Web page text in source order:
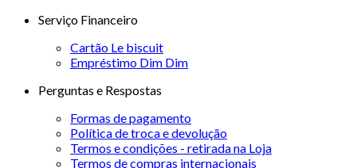
Serviço Financeiro
Cartão Le biscuit
Empréstimo Dim Dim
Perguntas e Respostas
Formas de pagamento
Política de troca e devolução
Termos e condições - retirada na Loja
Termos de compras internacionais